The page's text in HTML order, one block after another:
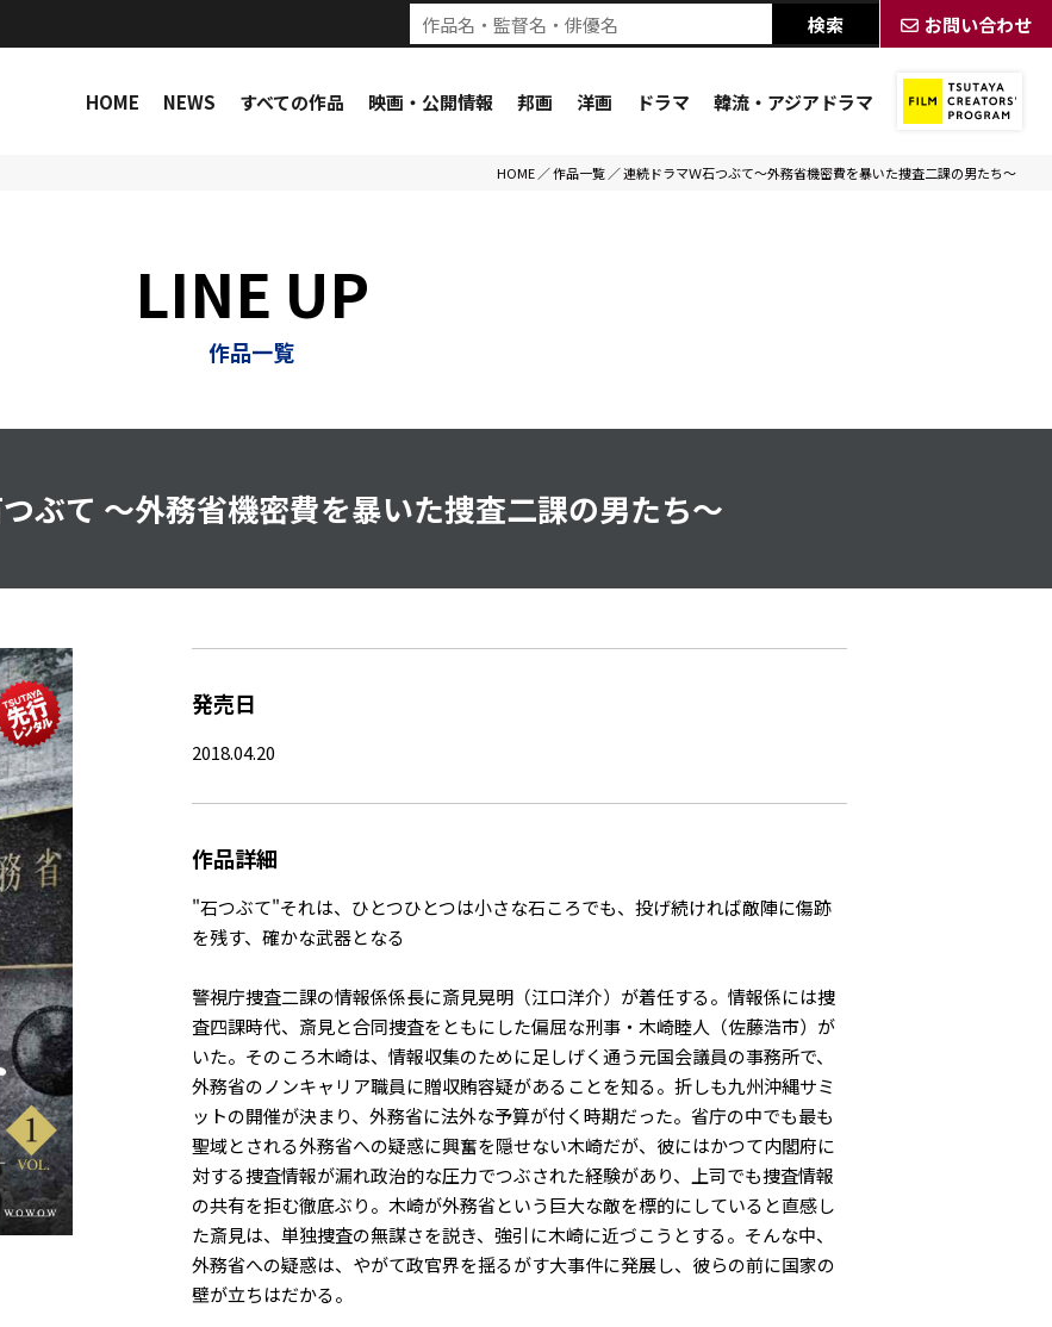
お問い合わせ
HOME NEWS すべての作品 映画・公開情報 邦画 洋画 ドラマ 韓流・アジアドラマ
HOME ／作品一覧 ／連続ドラマＷ石つぶて～外務省機密費を暴いた捜査二課の男たち～
LINE UP
作品一覧
ぶて ～外務省機密費を暴いた捜査二課の男たち～
発売日
2018.04.20
作品詳細
"石つぶて"それは、ひとつひとつは小さな石ころでも、投げ続ければ敵陣に傷跡
を残す、確かな武器となる――
警視庁捜査二課の情報係係長に斎見晃明（江口洋介）が着任する。情報係には捜
査四課時代、斎見と合同捜査をともにした偏屈な刑事・木崎睦人（佐藤浩市）が
いた。そのころ木崎は、情報収集のために足しげく通う元国会議員の事務所で、
外務省のノンキャリア職員に贈収賄容疑があることを知る。折しも九州沖縄サミ
ットの開催が決まり、外務省に法外な予算が付く時期だった。省庁の中でも最も
聖域とされる外務省への疑惑に興奮を隠せない木崎だが、彼にはかつて内閣府に
対する捜査情報が漏れ政治的な圧力でつぶされた経験があり、上司でも捜査情報
の共有を拒む徹底ぶり。木崎が外務省という巨大な敵を標的にしていると直感し
た斎見は、単独捜査の無謀さを説き、強引に木崎に近づこうとする。そんな中、
外務省への疑惑は、やがて政官界を揺るがす大事件に発展し、彼らの前に国家の
壁が立ちはだかる。